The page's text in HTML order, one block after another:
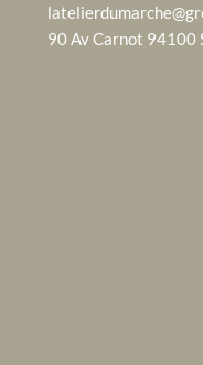
90 Av Carnot 94100